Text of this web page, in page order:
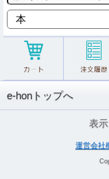
e-honトップへ
表示
運営会社